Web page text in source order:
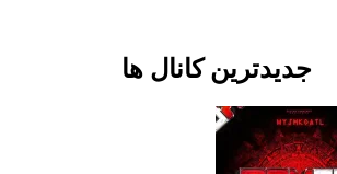
جدیدترین کانال ها